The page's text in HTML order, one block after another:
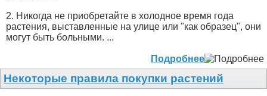
2. Никогда не приобретайте в холодное время года
растения, выставленные на улице или "как образец", они
могут быть больными. ...
Подробнее
Некоторые правила покупки растений